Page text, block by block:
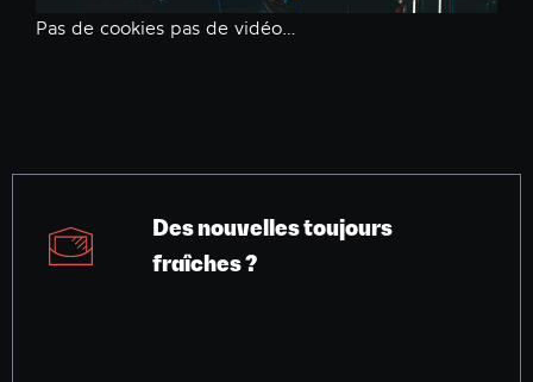
Pas de cookies pas de vidéo…
Des nouvelles toujours
fraîches ?